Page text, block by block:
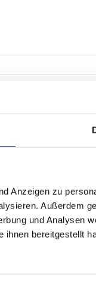
Anzeigen zu
Außerdem
und Analysen
ihnen bereitgestellt
vorbehalten.